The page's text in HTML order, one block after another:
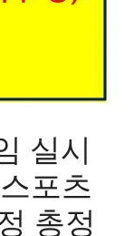
실시
포츠
총정